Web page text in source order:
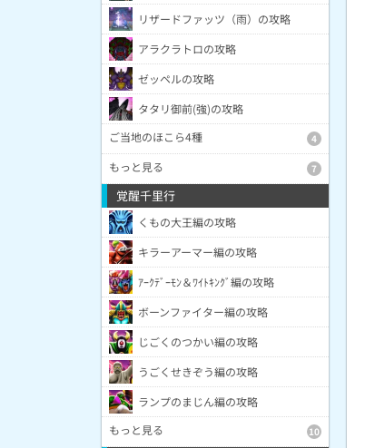
リザードファッツ（雨）の攻略
アラクラトロの攻略
ゼッペルの攻略
タタリ御前(強)の攻略
ご当地のほこら4種
4
もっと見る 7
覚醒千里行
くもの大王編の攻略
キラーアーマー編の攻略
ｱｰｸﾃﾞｰﾓﾝ＆ﾜｲﾄｷﾝｸﾞ編の攻略
ボーンファイター編の攻略
じごくのつかい編の攻略
うごくせきぞう編の攻略
ランプのまじん編の攻略
もっと見る
10